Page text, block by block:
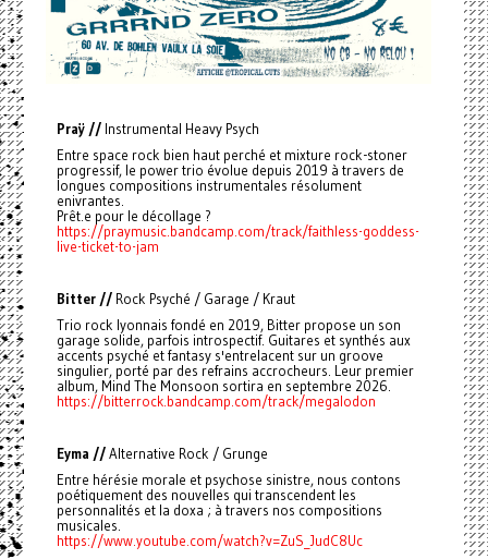
Praÿ //Instrumental Heavy Psych
Entre space rock bien haut perché et mixture rock-stoner
progressif, le power trio évolue depuis 2019 à travers de
longues compositions instrumentales résolument
enivrantes.
Prêt.e pour le décollage ?
https://praymusic.bandcamp.com/track/faithless-goddess-
live-ticket-to-jam
Bitter // Rock Psyché / Garage / Kraut
Trio rock lyonnais fondé en 2019, Bitter propose un son
garage solide, parfois introspectif. Guitares et synthés aux
accents psyché et fantasy s'entrelacent sur un groove
singulier, porté par des refrains accrocheurs. Leur premier
album, Mind The Monsoon sortira en septembre 2026.
https://bitterrock.bandcamp.com/track/megalodon
Eyma //Alternative Rock / Grunge
Entre hérésie morale et psychose sinistre, nous contons
poétiquement des nouvelles qui transcendent les
personnalités et la doxa ; à travers nos compositions
musicales.
https://www.youtube.com/watch?v=ZuS_JudC8Uc